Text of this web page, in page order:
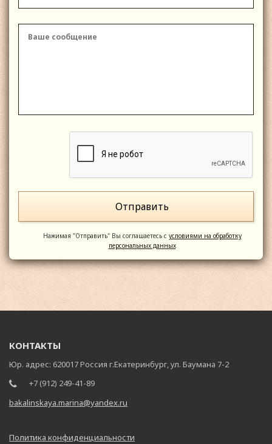
Нажимая "Отправить" Вы соглашаетесь с условиями на обработку
персональных данных
КОНТАКТЫ
Юр. адрес: 620017 Россия г.Екатеринбург, ул. Баумана 7-2
+7 (912) 249-41-89
bakalinskaya.marina@yandex.ru
Политика конфиденциальности